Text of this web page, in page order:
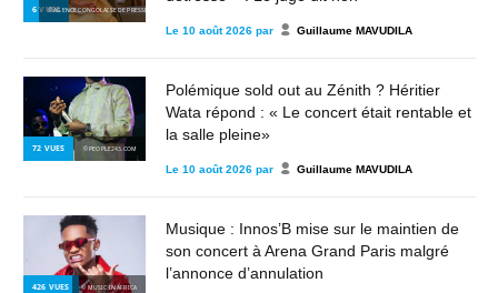
6 VUES© AGENCE CONGOLAISE DE PRESSE
Le 10 août 2026 par Guillaume MAVUDILA
72 VUES © PEOPLE243.COM
Polémique sold out au Zénith ? Héritier
Wata répond : « Le concert était rentable et
la salle pleine»
Le 10 août 2026 par Guillaume MAVUDILA
426 VUES © MUSIC IN AFRICA
Musique : Innos’B mise sur le maintien de
son concert à Arena Grand Paris malgré
l’annonce d’annulation